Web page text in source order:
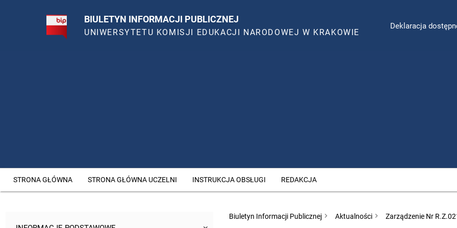
BIULETYN INFORMACJI PUBLICZNEJ
UNIWERSYTETU KOMISJI EDUKACJI NARODOWEJ W KRAKOWIE
Deklaracja
STRONA GŁÓWNA STRONA GŁÓWNA UCZELNI INSTRUKCJA OBSŁUGI REDAKCJA
Biuletyn Informacji Publicznej Aktualności Zarządzenie Nr